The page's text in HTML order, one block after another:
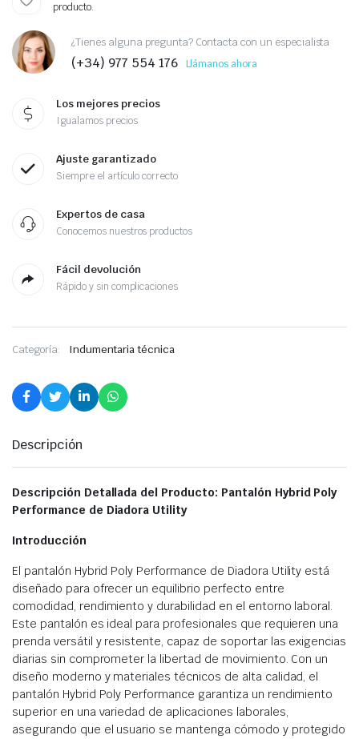
producto.
¿Tienes alguna pregunta? Contacta con un especialista
(+34) 977 554 176 Llámanos ahora
Los mejores precios
Igualamos precios
Ajuste garantizado
Siempre el artículo correcto
Expertos de casa
Conocemos nuestros productos
Fácil devolución
Rápido y sin complicaciones
Categoría: Indumentaria técnica
Descripción
Descripción Detallada del Producto: Pantalón Hybrid Poly
Performance de Diadora Utility
Introducción
El pantalón Hybrid Poly Performance de Diadora Utility está
diseñado para ofrecer un equilibrio perfecto entre
comodidad, rendimiento y durabilidad en el entorno laboral.
Este pantalón es ideal para profesionales que requieren una
prenda versátil y resistente, capaz de soportar las exigencias
diarias sin comprometer la libertad de movimiento. Con un
diseño moderno y materiales técnicos de alta calidad, el
pantalón Hybrid Poly Performance garantiza un rendimiento
superior en una variedad de aplicaciones laborales,
asegurando que el usuario se mantenga cómodo y protegido